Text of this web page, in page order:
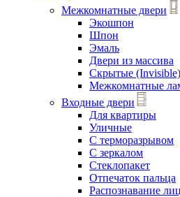
Межкомнатные двери
Экошпон
Шпон
Эмаль
Двери из массива
Скрытые (Invisible)
Межкомнатные
Входные двери
Для квартиры
Уличные
С терморазрывом
С зеркалом
Стеклопакет
Отпечаток пальца
Распознавание